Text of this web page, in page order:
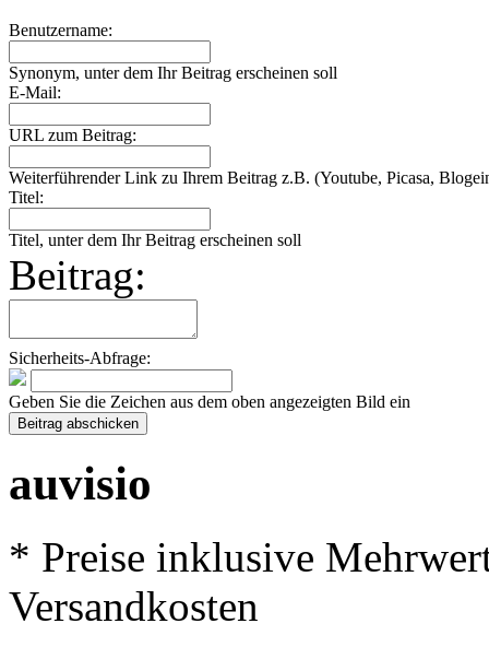
Benutzername:
Synonym, unter dem Ihr Beitrag erscheinen soll
E-Mail:
URL zum Beitrag:
Weiterführender Link zu Ihrem Beitrag z.B. (Youtube, Picasa,
Titel:
Titel, unter dem Ihr Beitrag erscheinen soll
Beitrag:
Sicherheits-Abfrage:
Geben Sie die Zeichen aus dem oben angezeigten Bild ein
auvisio
* Preise inklusive
Versandkosten